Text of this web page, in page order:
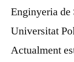
Enginyeria
Universitat
Actualment